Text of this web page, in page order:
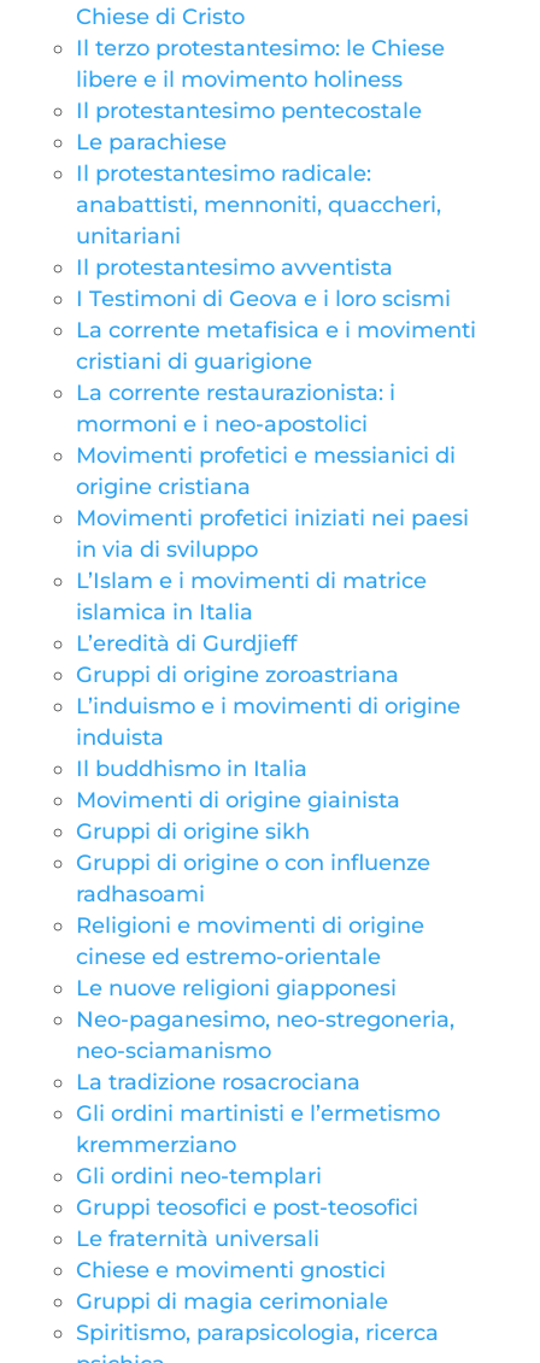
Chiese di Cristo
Il terzo protestantesimo: le Chiese
libere e il movimento holiness
Il protestantesimo pentecostale
Le parachiese
Il protestantesimo radicale:
anabattisti, mennoniti, quaccheri,
unitariani
Il protestantesimo avventista
I Testimoni di Geova e i loro scismi
La corrente metafisica e i movimenti
cristiani di guarigione
La corrente restaurazionista: i
mormoni e i neo-apostolici
Movimenti profetici e messianici di
origine cristiana
Movimenti profetici iniziati nei paesi
in via di sviluppo
L’Islam e i movimenti di matrice
islamica in Italia
L’eredità di Gurdjieff
Gruppi di origine zoroastriana
L’induismo e i movimenti di origine
induista
Il buddhismo in Italia
Movimenti di origine giainista
Gruppi di origine sikh
Gruppi di origine o con influenze
radhasoami
Religioni e movimenti di origine
cinese ed estremo-orientale
Le nuove religioni giapponesi
Neo-paganesimo, neo-stregoneria,
neo-sciamanismo
La tradizione rosacrociana
Gli ordini martinisti e l’ermetismo
kremmerziano
Gli ordini neo-templari
Gruppi teosofici e post-teosofici
Le fraternità universali
Chiese e movimenti gnostici
Gruppi di magia cerimoniale
Spiritismo, parapsicologia, ricerca